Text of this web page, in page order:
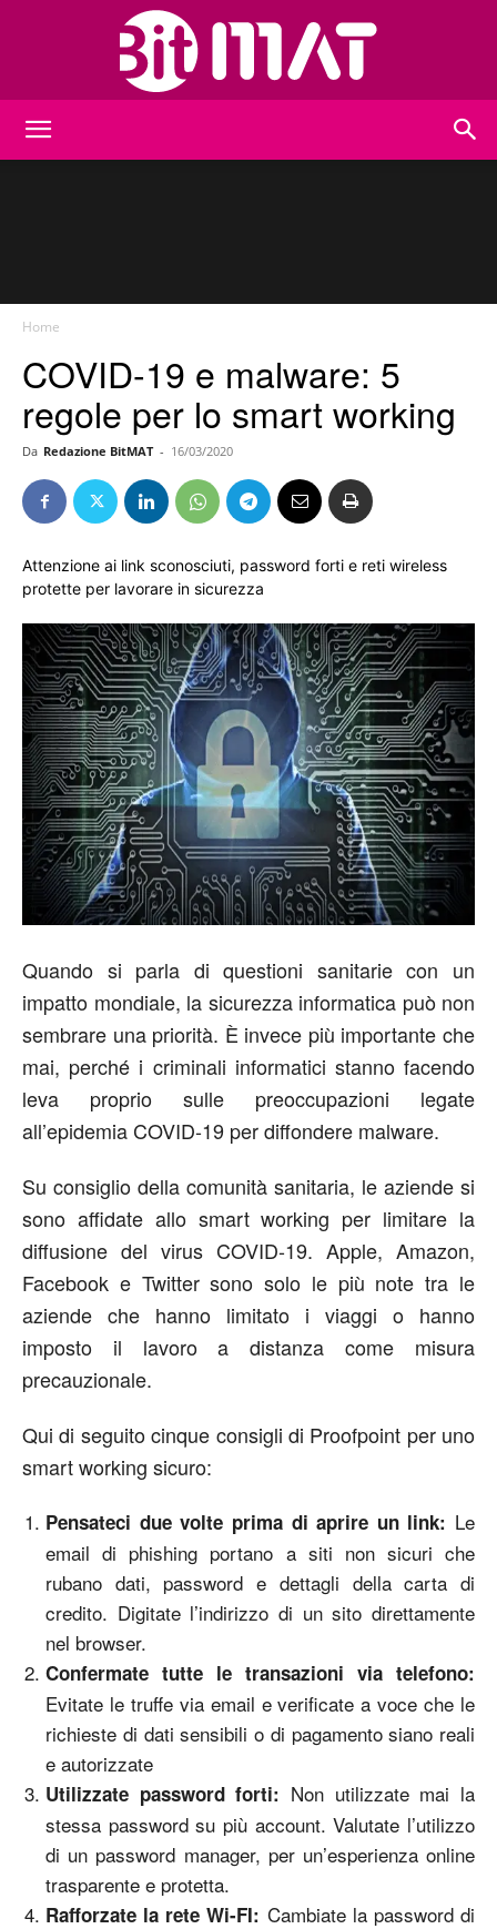
Home
COVID-19 e malware: 5
regole per lo smart working
Da Redazione BitMAT - 16/03/2020
Attenzione ai link sconosciuti, password forti e reti wireless
protette per lavorare in sicurezza
Quando si parla di questioni sanitarie con un
impatto mondiale, la sicurezza informatica può non
sembrare una priorità. È invece più importante che
mai, perché i criminali informatici stanno facendo
leva proprio sulle preoccupazioni legate
all’epidemia COVID-19 per diffondere malware.
Su consiglio della comunità sanitaria, le aziende si
sono affidate allo smart working per limitare la
diffusione del virus COVID-19. Apple, Amazon,
Facebook e Twitter sono solo le più note tra le
aziende che hanno limitato i viaggi o hanno
imposto il lavoro a distanza come misura
precauzionale.
Qui di seguito cinque consigli di Proofpoint per uno
smart working sicuro:
Pensateci due volte prima di aprire un link: Le
email di phishing portano a siti non sicuri che
rubano dati, password e dettagli della carta di
credito. Digitate l’indirizzo di un sito direttamente
nel browser.
Confermate tutte le transazioni via telefono:
Evitate le truffe via email e verificate a voce che le
richieste di dati sensibili o di pagamento siano reali
e autorizzate
Utilizzate password forti: Non utilizzate mai la
stessa password su più account. Valutate l’utilizzo
di un password manager, per un’esperienza online
trasparente e protetta.
Rafforzate la rete Wi-FI: Cambiate la password di